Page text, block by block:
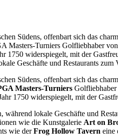
Südens, offenbart sich das
Masters-Turniers Golfliebhaber
widerspiegelt, mit der
Geschäfte und Restaurants zum
Südens, offenbart sich das
Masters-Turniers
1750 widerspiegelt, mit der
während lokale Geschäfte und
wie die Kunstgalerie Art on
wie derFrog Hollow Tavern eine